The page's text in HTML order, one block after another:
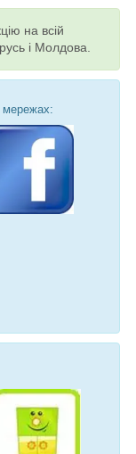
на всій
і Молдова.
мережах: